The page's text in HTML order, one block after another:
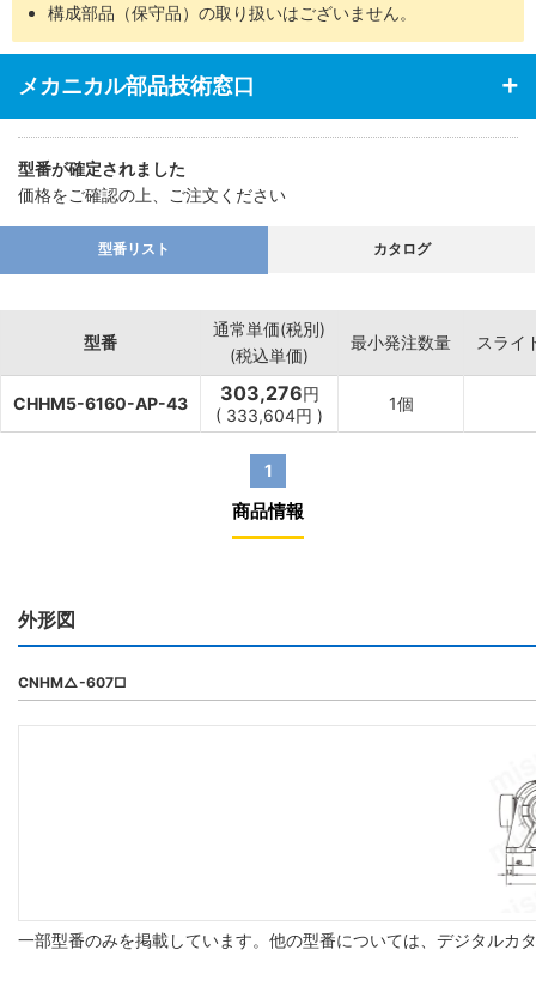
構成部品（保守品）の取り扱いはございません。
メカニカル部品技術窓口
型番が確定されました
価格をご確認の上、ご注文ください
型番リスト カタログ
型番
通常単価(税別)
(税込単価)
最小発注数量 スライ
CHHM5-6160-AP-43 303,276円
( 333,604円 )
1個
1
商品情報
外形図
CNHM△-607□
一部型番のみを掲載しています。他の型番については、デジタルカ